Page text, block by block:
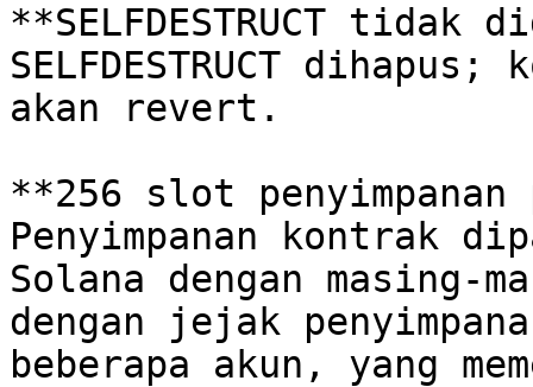
**SELFDESTRUCT tidak
SELFDESTRUCT
akan revert.
**256 slot penyimpanan
Penyimpanan kontrak
Solana dengan masing-
dengan jejak
beberapa akun, yang